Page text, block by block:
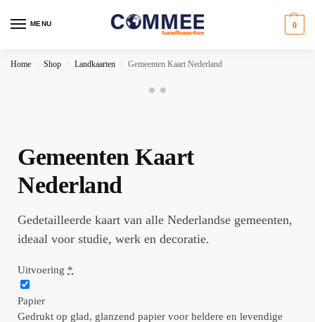
MENU 0
Home / Shop / Landkaarten / Gemeenten Kaart Nederland
Gemeenten Kaart
Nederland
Gedetailleerde kaart van alle Nederlandse gemeenten,
ideaal voor studie, werk en decoratie.
Uitvoering *
Papier
Gedrukt op glad, glanzend papier voor heldere en levendige